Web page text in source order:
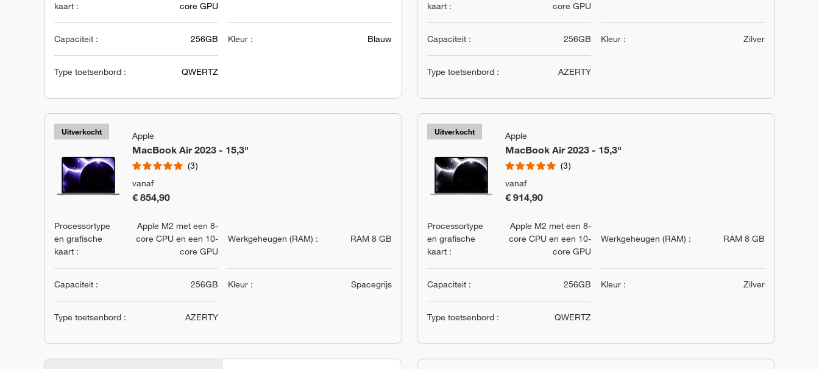
kaart :
core GPU
Capaciteit : 256GB Kleur : Blauw
Type toetsenbord : QWERTZ
kaart :
core GPU
Capaciteit : 256GB Kleur : Zilver
Type toetsenbord : AZERTY
Uitverkocht Apple
MacBook Air 2023 - 15,3"
3
vanaf
€ 854,90
Processortype
en grafische
kaart :
Apple M2 met een 8-
core CPU en een 10-
core GPU
Werkgeheugen (RAM) : RAM 8 GB
Capaciteit : 256GB Kleur : Spacegrijs
Type toetsenbord : AZERTY
Uitverkocht Apple
MacBook Air 2023 - 15,3"
3
vanaf
€ 914,90
Processortype
en grafische
kaart :
Apple M2 met een 8-
core CPU en een 10-
core GPU
Werkgeheugen (RAM) : RAM 8 GB
Capaciteit : 256GB Kleur : Zilver
Type toetsenbord : QWERTZ